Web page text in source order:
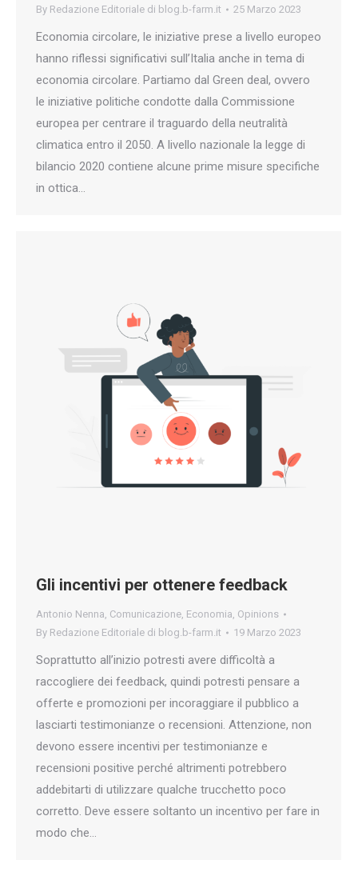
By Redazione Editoriale di blog.b-farm.it 25 Marzo 2023
Economia circolare, le iniziative prese a livello europeo
hanno riflessi significativi sull’Italia anche in tema di
economia circolare. Partiamo dal Green deal, ovvero
le iniziative politiche condotte dalla Commissione
europea per centrare il traguardo della neutralità
climatica entro il 2050. A livello nazionale la legge di
bilancio 2020 contiene alcune prime misure specifiche
in ottica…
Gli incentivi per ottenere feedback
Antonio Nenna, Comunicazione, Economia, Opinions
By Redazione Editoriale di blog.b-farm.it 19 Marzo 2023
Soprattutto all’inizio potresti avere difficoltà a
raccogliere dei feedback, quindi potresti pensare a
offerte e promozioni per incoraggiare il pubblico a
lasciarti testimonianze o recensioni. Attenzione, non
devono essere incentivi per testimonianze e
recensioni positive perché altrimenti potrebbero
addebitarti di utilizzare qualche trucchetto poco
corretto. Deve essere soltanto un incentivo per fare in
modo che…